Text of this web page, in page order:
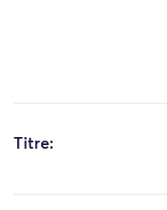
Titre: